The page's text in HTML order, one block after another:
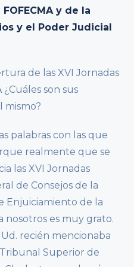
y de la
y el Poder Judicial
de las XVI Jornadas
son sus
mismo?
palabras con las que
realmente que se
las XVI Jornadas
de Consejos de la
Enjuiciamiento de la
nosotros es muy grato.
recién mencionaba
Superior de